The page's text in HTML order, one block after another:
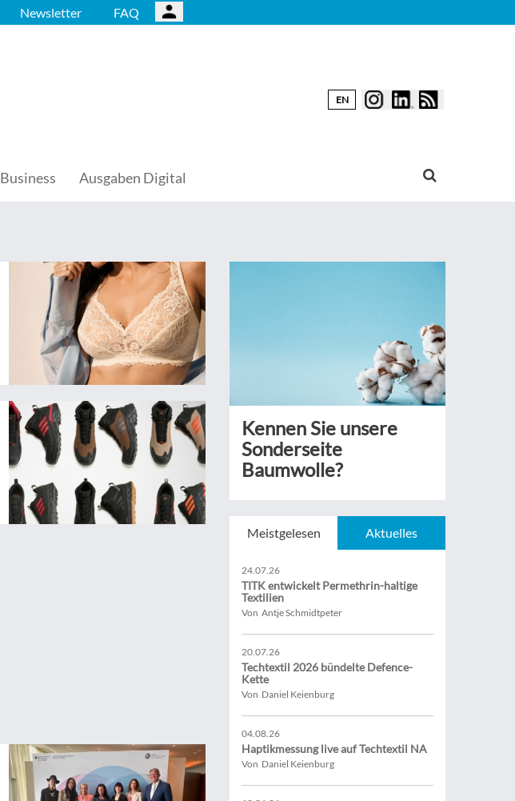
Newsletter FAQ
EN
Business Ausgaben Digital
Kennen Sie unsere
Sonderseite
Baumwolle?
Meistgelesen Aktuelles
24.07.26
TITK entwickelt Permethrin-haltige
Textilien
Von Antje Schmidtpeter
20.07.26
Techtextil 2026 bündelte Defence-
Kette
Von Daniel Keienburg
04.08.26
Haptikmessung live auf Techtextil NA
Von Daniel Keienburg